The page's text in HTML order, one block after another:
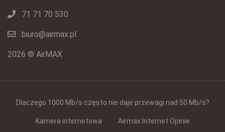
71 71 70 530
biuro@airmax.pl
2026 © AirMAX
Dlaczego 1000 Mb/s często nie daje przewagi nad 50 Mb/s?
Kamera internetowa Airmax Internet Opinie